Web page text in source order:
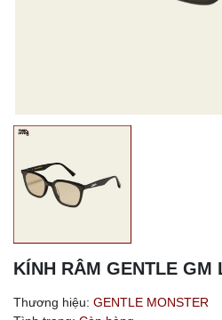
KÍNH RÂM GENTLE GM
Thương hiệu: GENTLE MONSTER